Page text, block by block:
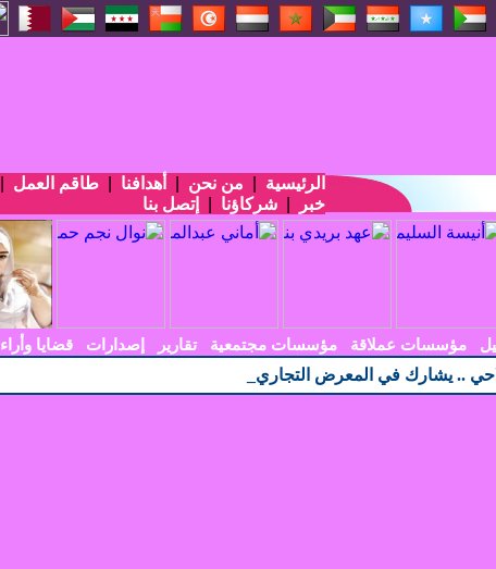
الرئيسية من نحن أهدافنا طاقم العمل
خبر
شركاؤنا إتصل بنا
مؤسسات عملاقة مؤسسات مجتمعية تقارير إصدارات قضايا وأراء
.. يشارك في المعرض التجاري الاندونيسي الأربعين_